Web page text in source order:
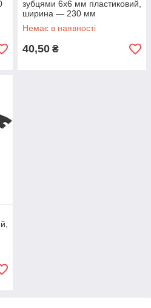
зубцями 6х6 мм пластиковий,
ширина — 230 мм
Немає в наявності
40,50 ₴